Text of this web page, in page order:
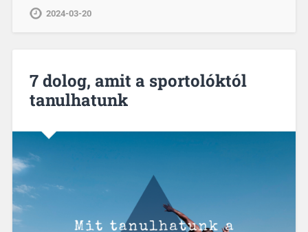
2024-03-20
7 dolog, amit a sportolóktól
tanulhatunk